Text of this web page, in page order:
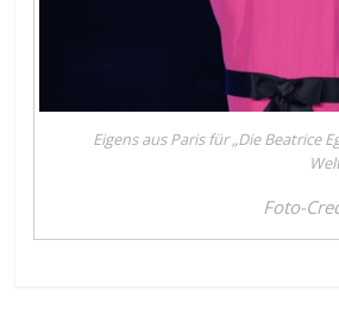
Eigens aus Paris für „Die Beatrice
Foto-